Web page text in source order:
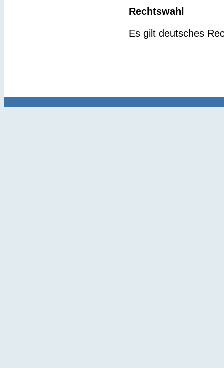
Rechtswahl
Es gilt deutsches